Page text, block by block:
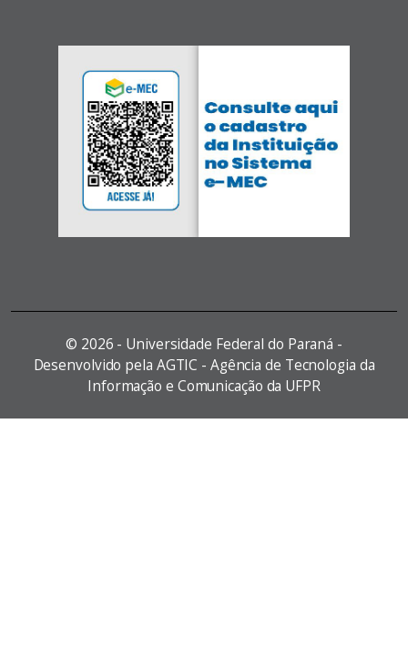
© 2026 - Universidade Federal do Paraná -
Desenvolvido pela AGTIC - Agência de Tecnologia da
Informação e Comunicação da UFPR